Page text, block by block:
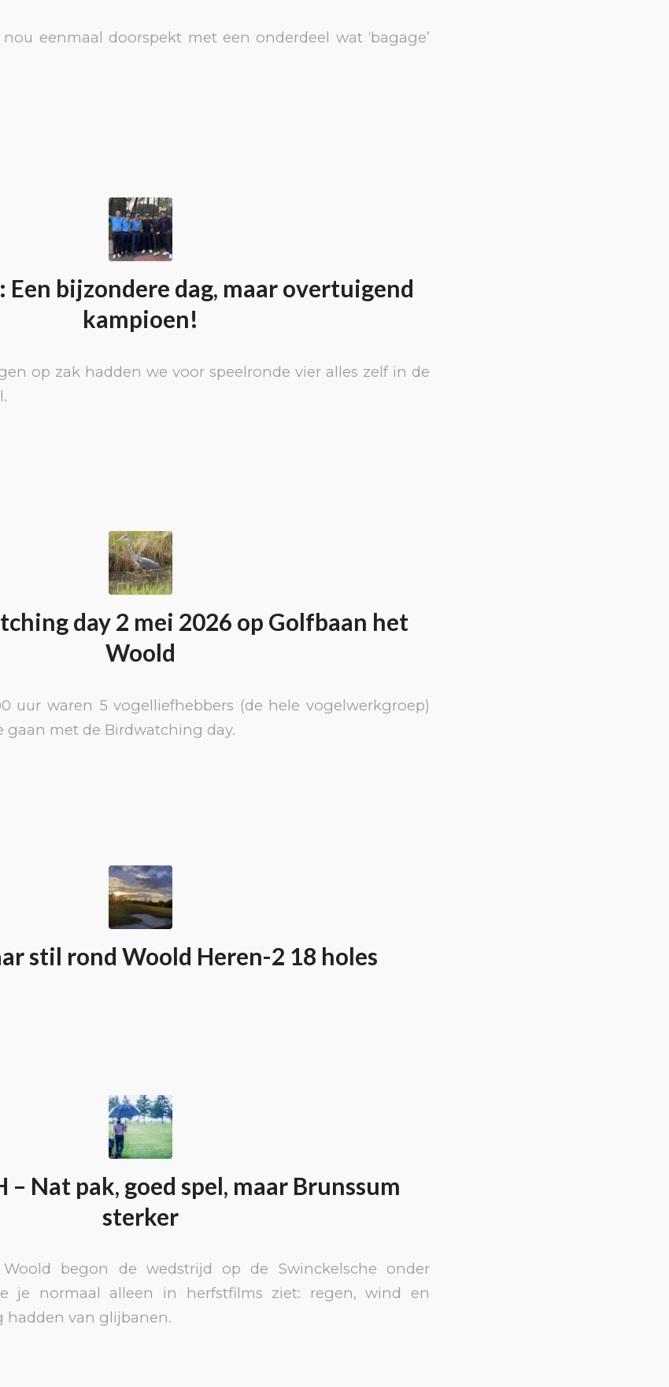
eenmaal doorspekt met een onderdeel wat ‘bagage’
Een bijzondere dag, maar overtuigend
kampioen!
op zak hadden we voor speelronde vier alles zelf in de
day 2 mei 2026 op Golfbaan het
Woold
uur waren 5 vogelliefhebbers (de hele vogelwerkgroep)
gaan met de Birdwatching day.
stil rond Woold Heren-2 18 holes
– Nat pak, goed spel, maar Brunssum
sterker
begon de wedstrijd op de Swinckelsche onder
je normaal alleen in herfstfilms ziet: regen, wind en
hadden van glijbanen.